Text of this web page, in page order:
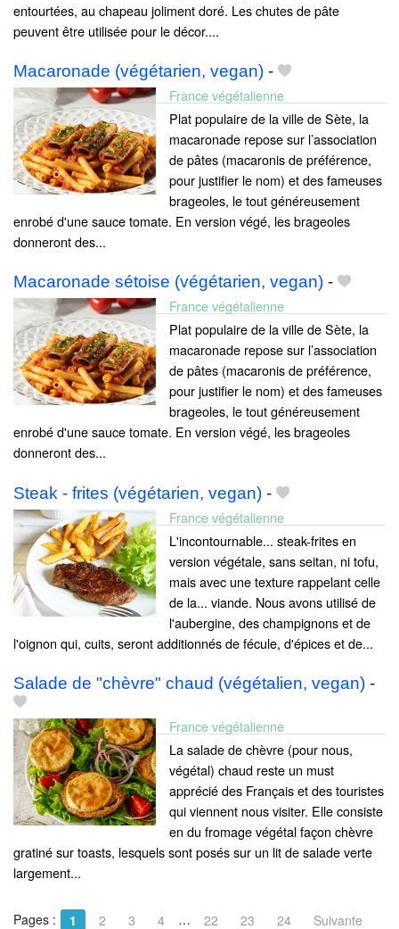
entourtées, au chapeau joliment doré. Les chutes de pâte
peuvent être utilisée pour le décor....
Macaronade (végétarien, vegan) -
France végétalienne
Plat populaire de la ville de Sète, la
macaronade repose sur l’association
de pâtes (macaronis de préférence,
pour justifier le nom) et des fameuses
brageoles, le tout généreusement
enrobé d'une sauce tomate. En version végé, les brageoles
donneront des...
Macaronade sétoise (végétarien, vegan) -
France végétalienne
Plat populaire de la ville de Sète, la
macaronade repose sur l’association
de pâtes (macaronis de préférence,
pour justifier le nom) et des fameuses
brageoles, le tout généreusement
enrobé d'une sauce tomate. En version végé, les brageoles
donneront des...
Steak - frites (végétarien, vegan) -
France végétalienne
L'incontournable... steak-frites en
version végétale, sans seitan, ni tofu,
mais avec une texture rappelant celle
de la... viande. Nous avons utilisé de
l'aubergine, des champignons et de
l'oignon qui, cuits, seront additionnés de fécule, d'épices et de...
Salade de "chèvre" chaud (végétalien, vegan) -
France végétalienne
La salade de chèvre (pour nous,
végétal) chaud reste un must
apprécié des Français et des touristes
qui viennent nous visiter. Elle consiste
en du fromage végétal façon chèvre
gratiné sur toasts, lesquels sont posés sur un lit de salade verte
largement...
Pages : 1 2 3 4 … 22 23 24 Suivante